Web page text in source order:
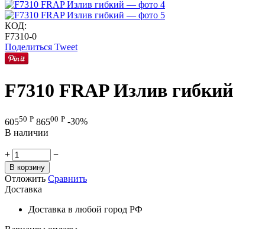
КОД:
F7310-0
Поделиться Tweet
F7310 FRAP Излив гибкий
60550 Р 86500 Р -30%
В наличии
+ −
В корзину
Отложить Сравнить
Доставка
Доставка в любой город РФ